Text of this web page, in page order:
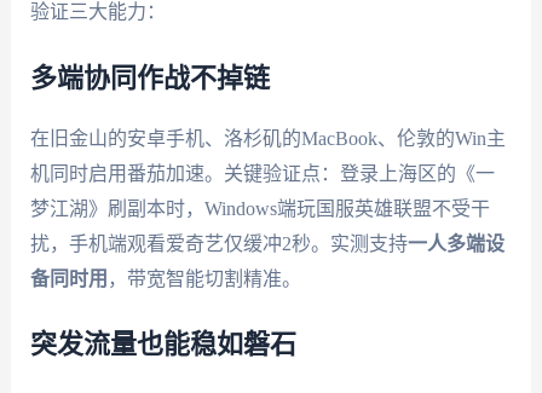
验证三大能力：
多端协同作战不掉链
在旧金山的安卓手机、洛杉矶的MacBook、伦敦的Win主
机同时启用番茄加速。关键验证点：登录上海区的《一
梦江湖》刷副本时，Windows端玩国服英雄联盟不受干
扰，手机端观看爱奇艺仅缓冲2秒。实测支持一人多端设
备同时用 ，带宽智能切割精准。
突发流量也能稳如磐石